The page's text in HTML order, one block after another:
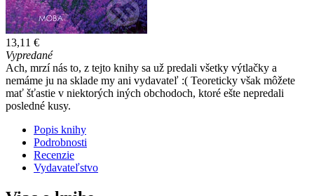
13,11 €
Vypredané
Ach, mrzí nás to, z tejto knihy sa už predali všetky výtlačky a
nemáme ju na sklade my ani vydavateľ :( Teoreticky však môžete
mať šťastie v niektorých iných obchodoch, ktoré ešte nepredali
posledné kusy.
Popis knihy
Podrobnosti
Recenzie
Vydavateľstvo